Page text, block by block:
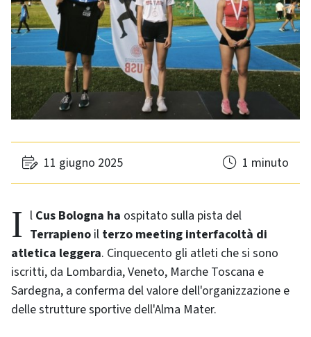
11 giugno 2025 1 minuto
Il Cus Bologna ha ospitato sulla pista del
Terrapieno il terzo meeting interfacoltà di
atletica leggera. Cinquecento gli atleti che si sono
iscritti, da Lombardia, Veneto, Marche Toscana e
Sardegna, a conferma del valore dell'organizzazione e
delle strutture sportive dell'Alma Mater.